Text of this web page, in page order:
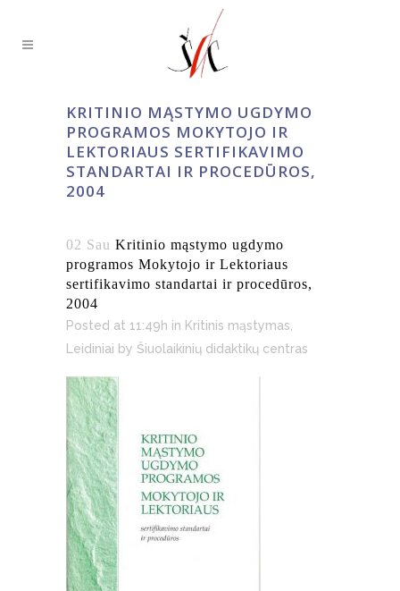
KRITINIO MĄSTYMO UGDYMO
PROGRAMOS MOKYTOJO IR
LEKTORIAUS SERTIFIKAVIMO
STANDARTAI IR PROCEDŪROS,
2004
02 Sau Kritinio mąstymo ugdymo
programos Mokytojo ir Lektoriaus
sertifikavimo standartai ir procedūros,
2004
Posted at 11:49h in Kritinis mąstymas
Leidiniai by Šiuolaikinių didaktikų centras